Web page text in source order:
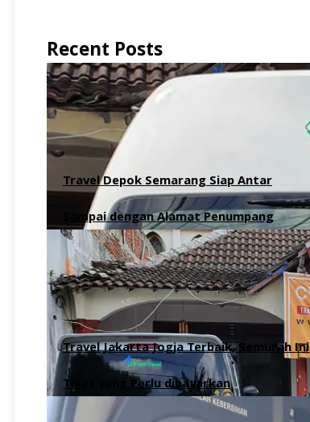
Recent Posts
Travel Depok Semarang Siap Antar
Sampai dengan Alamat Penumpang
6 Agustus 2026
Travel Jakarta Jogja Terbaik, Semurah Ini
Tiket yang Perlu dibayarkan
6 Agustus 2026